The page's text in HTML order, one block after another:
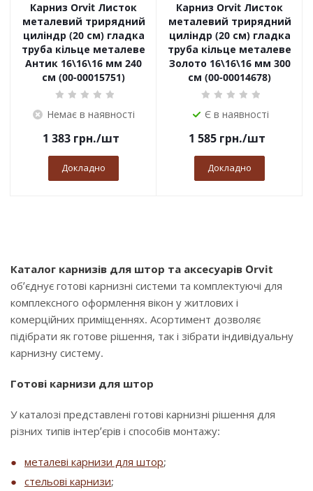
Карниз Orvit Листок
металевий трирядний
циліндр (20 см) гладка
труба кільце металеве
Антик 16\16\16 мм 240
см (00-00015751)
Немає в наявності
1 383 грн./шт
Докладно
Карниз Orvit Листок
металевий трирядний
циліндр (20 см) гладка
труба кільце металеве
Золото 16\16\16 мм 300
см (00-00014678)
Є в наявності
1 585 грн./шт
Докладно
Каталог карнизів для штор та аксесуарів Orvit
об’єднує готові карнизні системи та комплектуючі для
комплексного оформлення вікон у житлових і
комерційних приміщеннях. Асортимент дозволяє
підібрати як готове рішення, так і зібрати індивідуальну
карнизну систему.
Готові карнизи для штор
У каталозі представлені готові карнизні рішення для
різних типів інтер’єрів і способів монтажу:
металеві карнизи для штор;
стельові карнизи;